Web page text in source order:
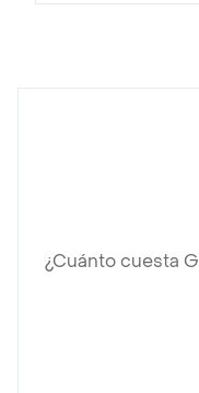
¿Cuánto cuesta